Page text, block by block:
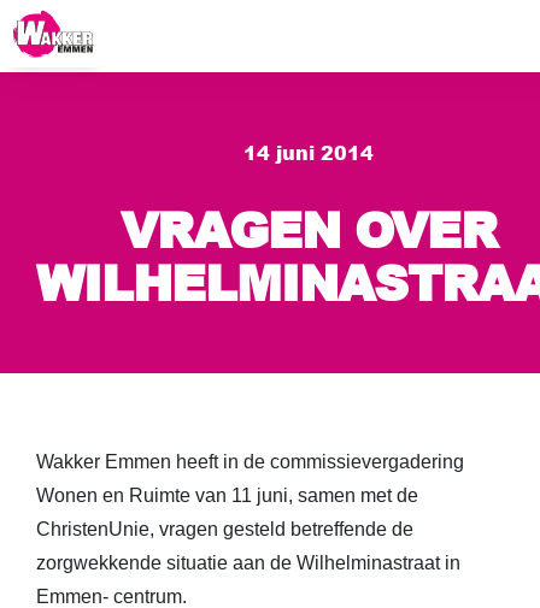
14 juni 2014
VRAGEN OVER
Wakker Emmen heeft in de commissievergadering
Wonen en Ruimte van 11 juni, samen met de
ChristenUnie, vragen gesteld betreffende de
zorgwekkende situatie aan de Wilhelminastraat in
Emmen- centrum.